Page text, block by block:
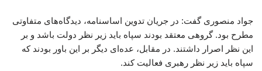
جواد منصوری گفت: در جریان تدوین اساسنامه، دیدگاه‌های متفاوتی
مطرح بود. گروهی معتقد بودند سپاه باید زیر نظر دولت باشد و بر
این نظر اصرار داشتند. در مقابل، عده‌ای دیگر بر این باور بودند که
سپاه باید زیر نظر رهبری فعالیت کند.